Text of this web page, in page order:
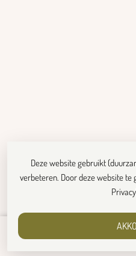
€19,99
Deze website gebruikt
verbeteren. Door deze website